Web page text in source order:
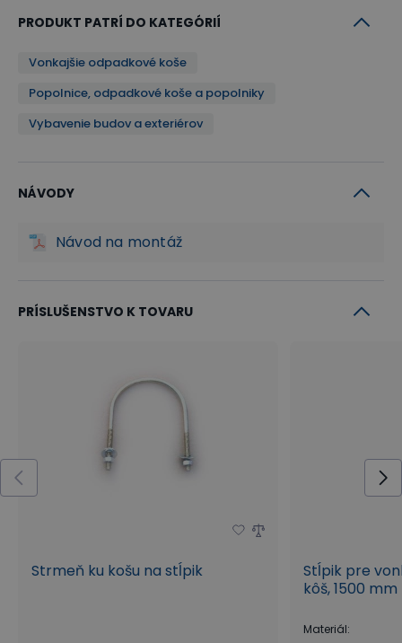
PRODUKT PATRÍ DO KATEGÓRIÍ
Vonkajšie odpadkové koše
Popolnice, odpadkové koše a popolniky
Vybavenie budov a exteriérov
NÁVODY
Návod na montáž
PRÍSLUŠENSTVO K TOVARU
Strmeň ku košu na stĺpik
Stĺpik pre
kôš, 1500 mm
Materiál: